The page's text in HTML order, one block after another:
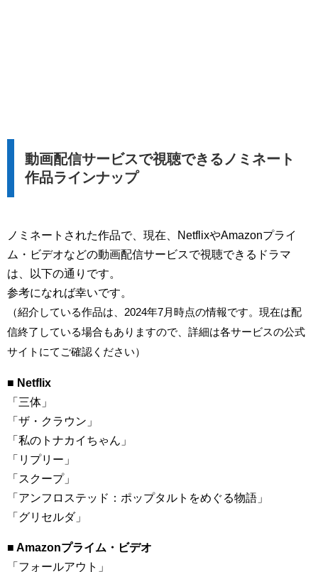
動画配信サービスで視聴できるノミネート
作品ラインナップ
ノミネートされた作品で、現在、NetflixやAmazonプライ
ム・ビデオなどの動画配信サービスで視聴できるドラマ
は、以下の通りです。
参考になれば幸いです。
（紹介している作品は、2024年7月時点の情報です。現在は配
信終了している場合もありますので、詳細は各サービスの公式
サイトにてご確認ください）
■ Netflix
「三体」
「ザ・クラウン」
「私のトナカイちゃん」
「リプリー」
「スクープ」
「アンフロステッド：ポップタルトをめぐる物語」
「グリセルダ」
■ Amazonプライム・ビデオ
「フォールアウト」